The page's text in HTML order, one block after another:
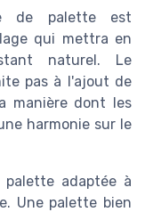
de palette est
qui mettra en
naturel. Le
pas à l'ajout de
manière dont les
harmonie sur le
adaptée à
Une palette bien